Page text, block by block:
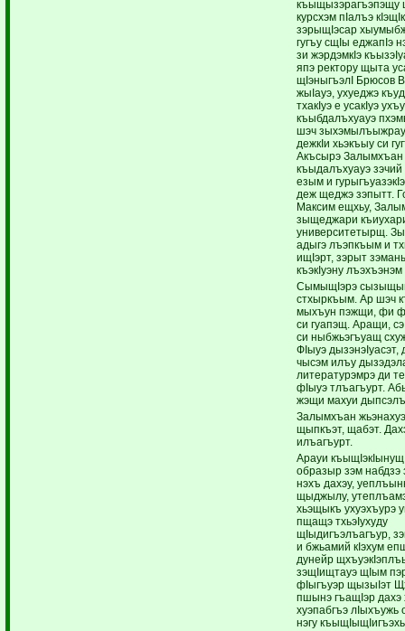
къыщызэрагъэпэщу
курсхэм пIалъэ
зэрыщIэсар
гугъу сщIы еджапIэ
зи жэрдэмкIэ
япэ ректору щыта
щIэныгъэлI Брюсов
жыIауэ, ухуеджэ
тхакIуэ е усакIуэ
къыбдалъхуауэ
шэч
дежкIи хьэкъыу си
Акъсырэ Залымхъан
къыдалъхуауэ
езым и
деж щеджэ зэпытт.
Максим ещхьу,
зыщеджари
университетырщ.
адыгэ лъэпкъым и
ищIэрт, зэрыт
къэкIуэну
СымыщIэрэ
стхыркъым. Ар шэч
мыхъун пэжщи, фи
си гуапэщ. Аращи,
си ныбжьэгъуащ
ФIыуэ дызэнэIуасэт,
чысэм илъу
литературэмрэ ди
фIыуэ тлъагъурт.
жэщи махуи
Залымхъан
щыпкъэт, щабэт.
илъагъурт.
Арауи
образыр зэм
нэхъ дахэу,
щыджылу,
хьэщыкъ ухуэхъурэ
пщащэ тхьэIухуду
щIыдигъэлъагъур,
и бжьамий кIэхум
дунейр
зэщIищтауэ щIым
фIыгъуэр щызыIэт
пшынэ гъащIэр дахэ
хуэпабгъэ лIыхъужь
нэгу